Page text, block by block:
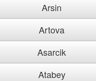
Arsin
Artova
Asarcik
Atabey